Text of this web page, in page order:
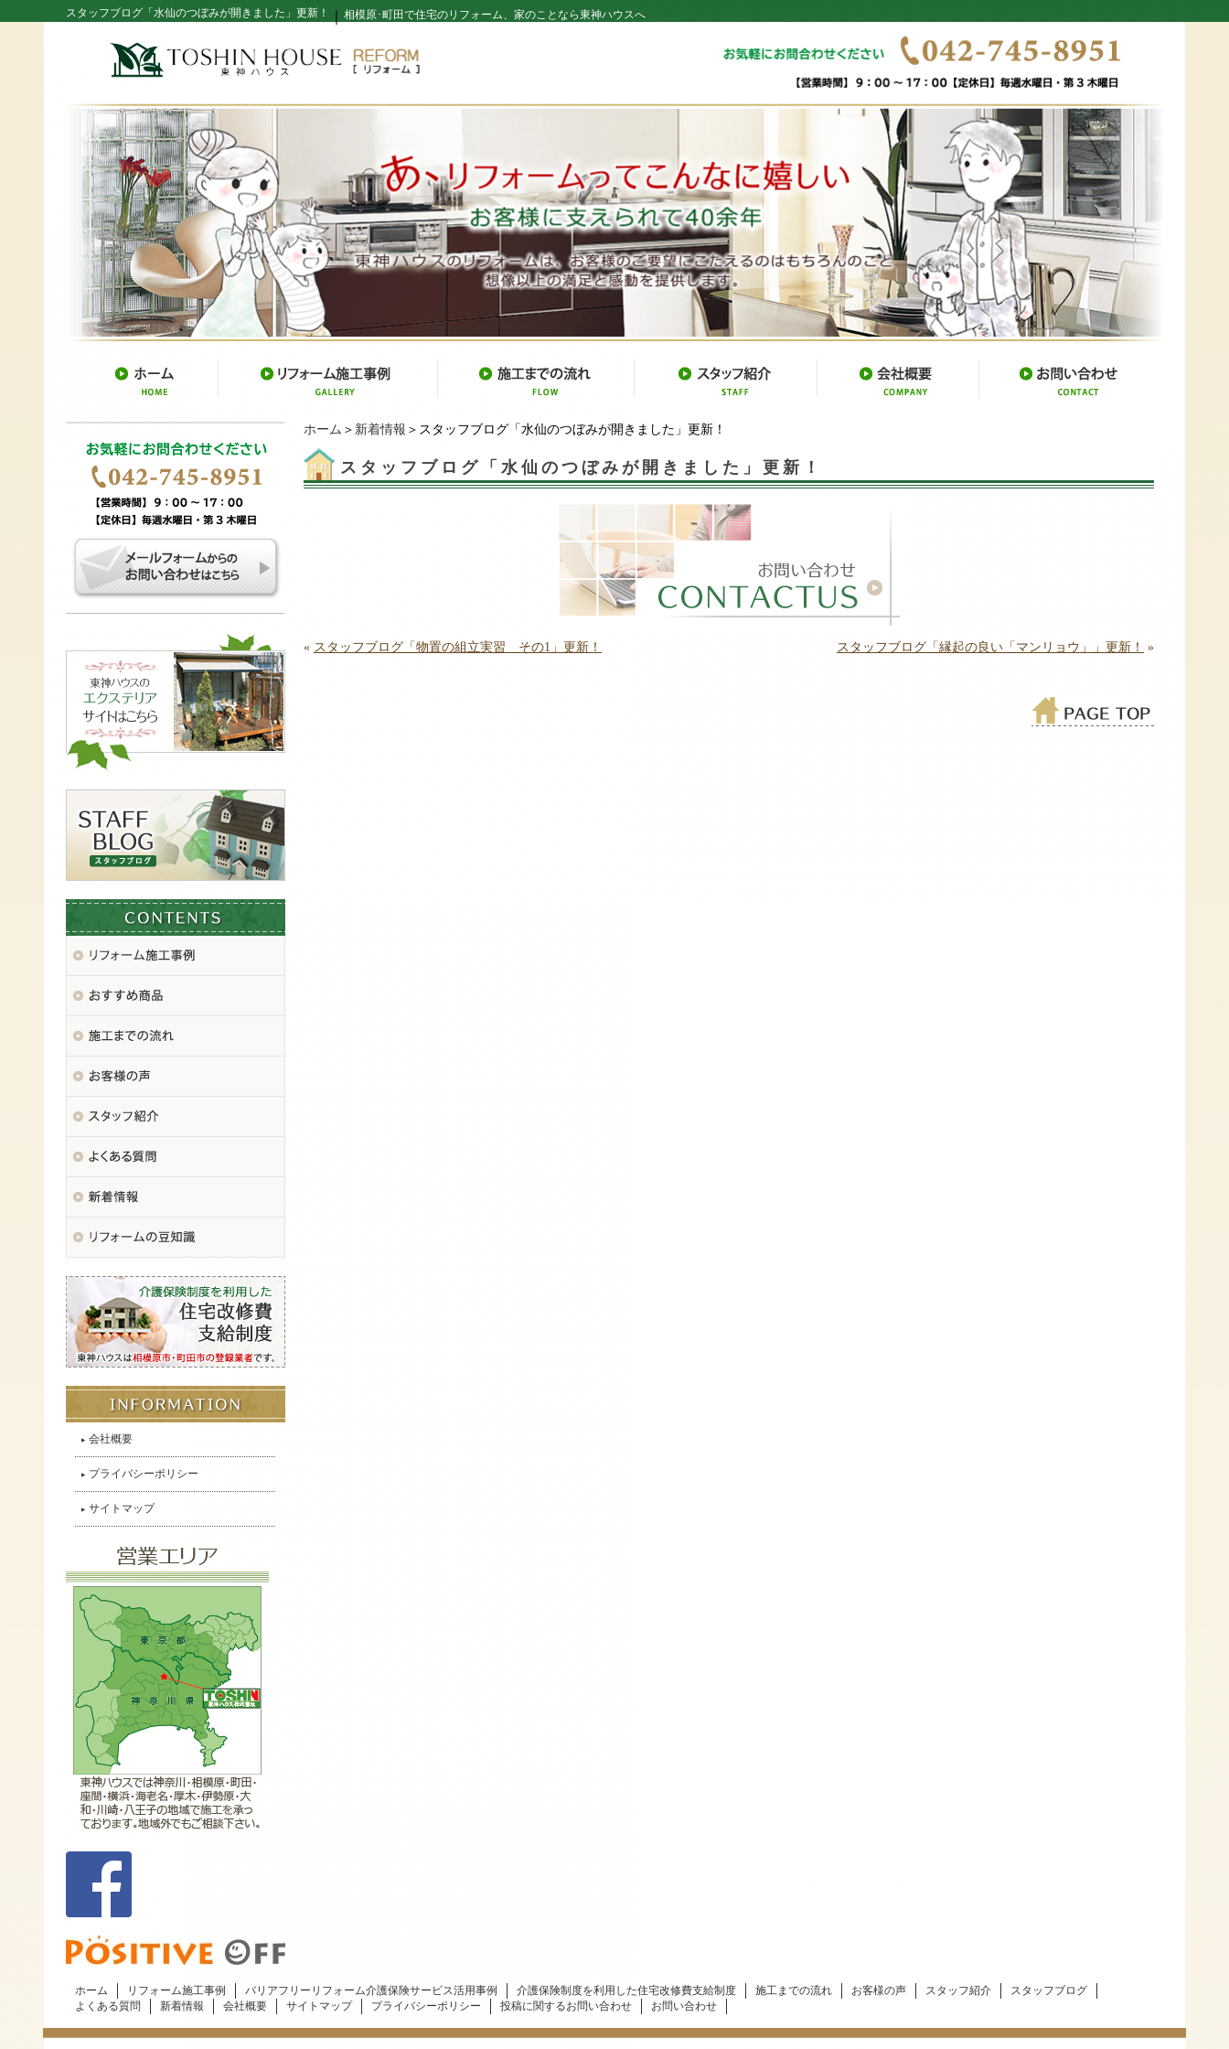
スタッフブログ「水仙のつぼみが開きました」更新！ 相模原･町田で住宅のリフォーム、家のことなら東神ハウスへ
ホーム ＞ 新着情報 ＞スタッフブログ「水仙のつぼみが開きました」更新！
スタッフブログ「水仙のつぼみが開きました」更新！
« スタッフブログ「物置の組立実習 その1」更新！ スタッフブログ「縁起の良い「マンリョウ」」更新！ »
会社概要
プライバシーポリシー
サイトマップ
ホーム リフォーム施工事例 バリアフリーリフォーム介護保険サービス活用事例 介護保険制度を利用した住宅改修費支給制度 施工までの流れ お客様の声 スタッフ紹介
スタッフブログ
よくある質問
新着情報 会社概要 サイトマップ プライバシーポリシー 投稿に関するお問い合わせ お問い合わせ